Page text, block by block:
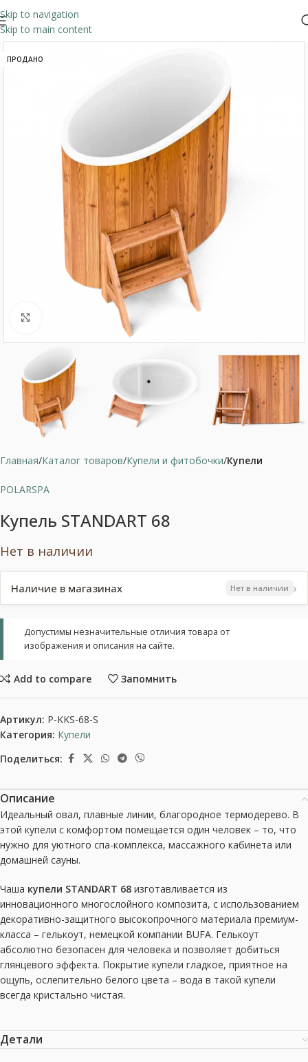
Skip to navigation
Skip to main content
ПРОДАНО
Нажмите, чтобы увеличить
Главная Каталог товаров Купели и фитобочки Купели
POLARSPA
Купель STANDART 68
Нет в наличии
Наличие в магазинах Нет в наличии ›
Допустимы незначительные отличия товара от
изображения и описания на сайте.
Add to compare Запомнить
Артикул: P-KKS-68-S
Категория: Купели
Поделиться:
Описание
Идеальный овал, плавные линии, благородное термодерево. В
этой купели с комфортом помещается один человек – то, что
нужно для уютного спа-комплекса, массажного кабинета или
домашней сауны.
Чаша купели STANDART 68 изготавливается из
инновационного многослойного композита, с использованием
декоративно-защитного высокопрочного материала премиум-
класса – гелькоут, немецкой компании BUFA. Гелькоут
абсолютно безопасен для человека и позволяет добиться
глянцевого эффекта. Покрытие купели гладкое, приятное на
ощупь, ослепительно белого цвета – вода в такой купели
всегда кристально чистая.
Детали